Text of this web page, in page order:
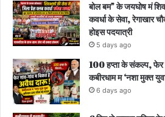
बोल बम” के जयघोष मं
कवर्धा के सेवा, रेगाखार
होइस पदयात्री
5 days ago
100 हप्ता के संकल्प, फेर
कबीरधाम म ‘नशा मुक्त
6 days ago